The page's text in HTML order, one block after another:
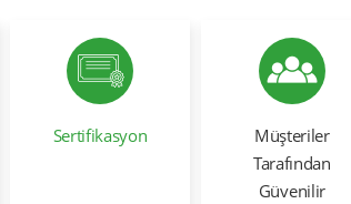
Sertifikasyon
Müşteriler
Tarafından
Güvenilir